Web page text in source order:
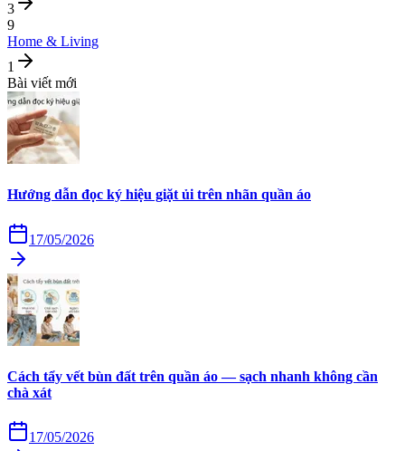
3
9
Home & Living
1
Bài viết mới
Hướng dẫn đọc ký hiệu giặt ủi trên nhãn quần áo
17/05/2026
Cách tẩy vết bùn đất trên quần áo — sạch nhanh không cần
chà xát
17/05/2026